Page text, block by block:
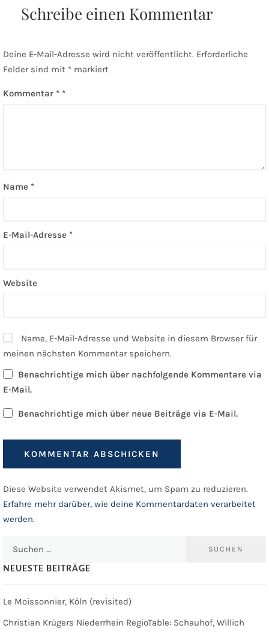
Schreibe einen Kommentar
Deine E-Mail-Adresse wird nicht veröffentlicht. Erforderliche
Felder sind mit * markiert
Kommentar *
Name *
E-Mail-Adresse *
Website
Name, E-Mail-Adresse und Website in diesem Browser für
meinen nächsten Kommentar speichern.
Benachrichtige mich über nachfolgende Kommentare via
E-Mail.
Benachrichtige mich über neue Beiträge via E-Mail.
Diese Website verwendet Akismet, um Spam zu reduzieren.
Erfahre mehr darüber, wie deine Kommentardaten verarbeitet
werden.
NEUESTE BEITRÄGE
Le Moissonnier, Köln (revisited)
Christian Krügers Niederrhein RegioTable: Schauhof, Willich